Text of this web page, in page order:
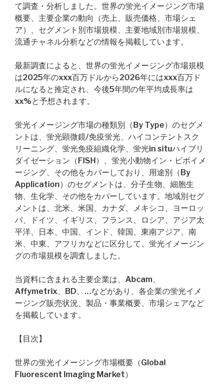
て調査・分析しました。世界の蛍光イメージング市場
概要、主要企業の動向（売上、販売価格、市場シェ
ア）、セグメント別市場規模、主要地域別市場規模、
流通チャネル分析などの情報を掲載しています。
最新調査によると、世界の蛍光イメージング市場規模
は2025年のxxx百万ドルから2026年にはxxx百万ド
ルになると推定され、今後5年間の年平均成長率は
xx%と予想されます。
蛍光イメージング市場の種類別（By Type）のセグメ
ントは、蛍光顕微鏡/免疫蛍光、ハイコンテントスク
リーニング、蛍光免疫組織化学、蛍光in situハイブリ
ダイゼーション（FISH）、蛍光小動物イン・ビボイメ
ージング、その他をカバーしており、用途別（By
Application）のセグメントは、分子生物、細胞生
物、生化学、その他をカバーしています。地域別セグ
メントは、北米、米国、カナダ、メキシコ、ヨーロッ
パ、ドイツ、イギリス、フランス、ロシア、アジア太
平洋、日本、中国、インド、韓国、東南アジア、南
米、中東、アフリカなどに区分して、蛍光イメージン
グの市場規模を調査しました。
当資料に含まれる主要企業は、Abcam、
Affymetrix、BD、…などがあり、各企業の蛍光イメ
ージング販売状況、製品・事業概要、市場シェアなど
を掲載しています。
【目次】
世界の蛍光イメージング市場概要（Global
Fluorescent Imaging Market）